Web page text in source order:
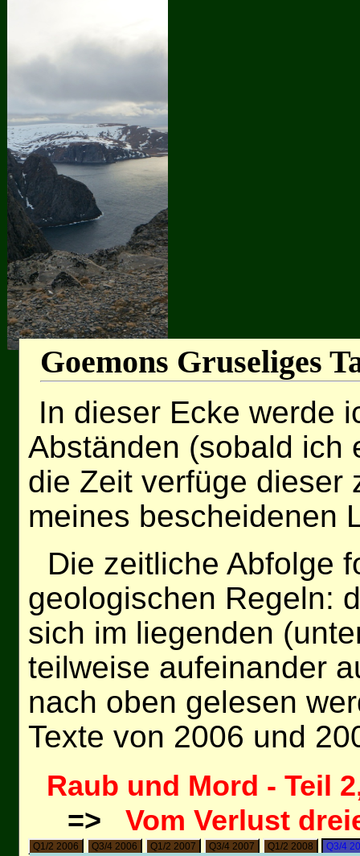
Goemons Gruseliges
In dieser Ecke werde
Abständen (sobald ich
die Zeit verfüge dieser
meines bescheidenen
Die zeitliche Abfolge
geologischen Regeln:
sich im liegenden
teilweise aufeinander
nach oben gelesen
Texte von 2006 und
Raub und Mord - Teil
=> Vom Verlust
Q1/2 2006 Q3/4 2006 Q1/2 2007 Q3/4 2007 Q1/2 2008 Q3/4